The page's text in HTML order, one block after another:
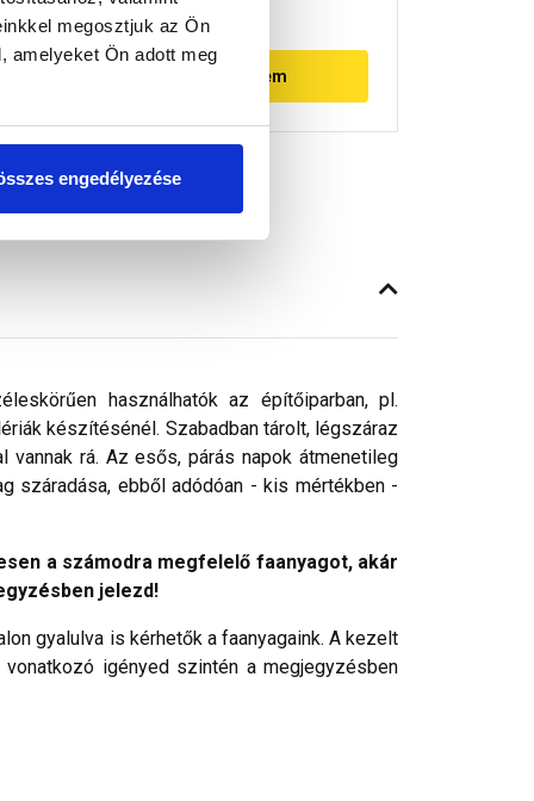
megosztjuk az Ön
amelyeket Ön adott meg
engedélyezése
Megnézem
használhatók az építőiparban, pl.
készítésénél. Szabadban tárolt, légszáraz
rá. Az esős, párás napok átmenetileg
száradása, ebből adódóan - kis mértékben -
a számodra megfelelő faanyagot, akár
jelezd!
gyalulva is kérhetők a faanyagaink. A kezelt
igényed szintén a megjegyzésben